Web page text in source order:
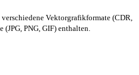
Vektorgrafikformate (CDR,
PNG, GIF) enthalten.